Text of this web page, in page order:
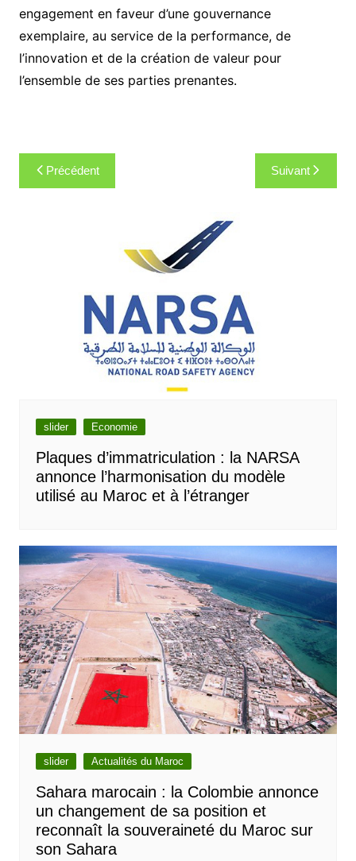
engagement en faveur d’une gouvernance
exemplaire, au service de la performance, de
l’innovation et de la création de valeur pour
l’ensemble de ses parties prenantes.
Navigation
de
Précédent Suivant
slider Economie
Plaques d’immatriculation : la NARSA
annonce l’harmonisation du modèle
utilisé au Maroc et à l’étranger
slider Actualités du Maroc
Sahara marocain : la Colombie annonce
un changement de sa position et
reconnaît la souveraineté du Maroc sur
son Sahara